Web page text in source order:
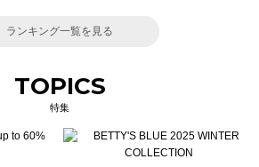
ランキング一覧を見る
TOPICS
特集